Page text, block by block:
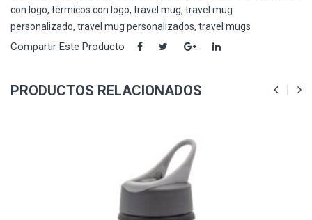
con logo, térmicos con logo, travel mug, travel mug
personalizado, travel mug personalizados, travel mugs
Compartir Este Producto
PRODUCTOS RELACIONADOS